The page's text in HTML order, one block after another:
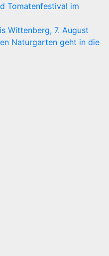
Tomatenfestival im
Wittenberg, 7. August
Naturgarten geht in die